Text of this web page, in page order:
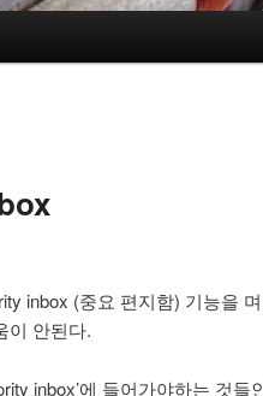
inbox (중요 편지함) 기능을
이 안된다.
inbox’에 들어가야하는 것들